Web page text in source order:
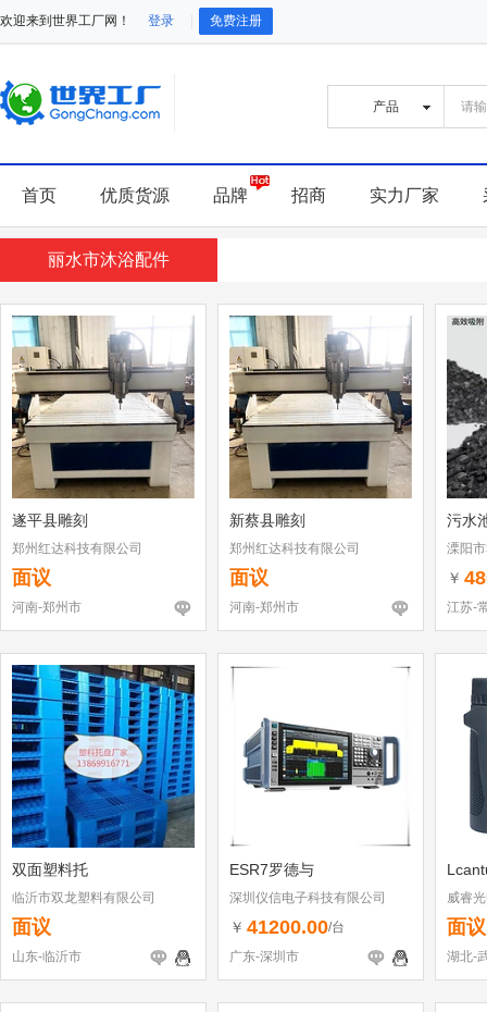
欢迎来到世界工厂网！ 登录 免费注册
首页 优质货源 品牌 招商 实力厂家
丽水市沐浴配件
遂平县雕刻
郑州红达科技有限公司
面议
河南-郑州市
新蔡县雕刻
郑州红达科技有限公司
面议
河南-郑州市
污水
溧阳
￥
江苏-
双面塑料托
临沂市双龙塑料有限公司
面议
山东-临沂市
ESR7罗德与
深圳仪信电子科技有限公司
￥ 41200.00/台
广东-深圳市
威睿
面议
湖北-